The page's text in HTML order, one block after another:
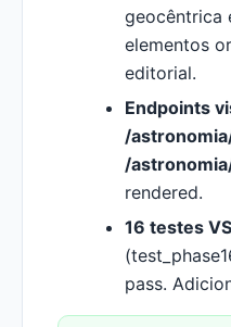
geocêntrica
elementos
editorial.
Endpoints
/
/
rendered.
16 testes
pass.